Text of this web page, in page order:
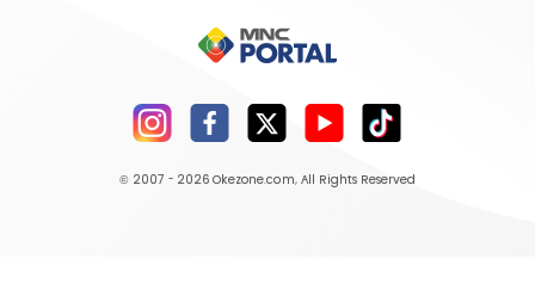
© 2007 - 2026 Okezone.com, All Rights Reserved